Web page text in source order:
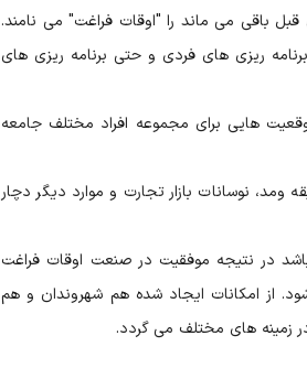
باقی می ماند را "اوقات فراغت" می نامند.
ریزی های فردی و حتی برنامه ریزی های
هایی برای مجموعه افراد مختلف جامعه
سلیقه ومد، نوسانات بازار تجارت و موارد دیگر دچار
در نتیجه موفقیت در صنعت اوقات فراغت
از امکانات ایجاد شده هم شهروندان و هم
زمینه های مختلف می گردد.